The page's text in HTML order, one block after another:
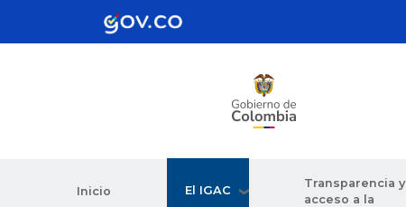
Pasar al contenido principal
Inicio El IGAC
Transparencia y
acceso a la